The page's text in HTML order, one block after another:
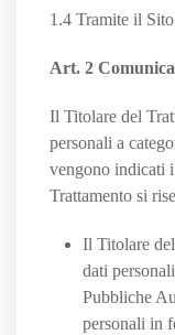
1.4 Tramite il
Art. 2
Il Titolare del
personali a
vengono indicati
Trattamento si
Il Titolare
dati
Pubbliche
personali in